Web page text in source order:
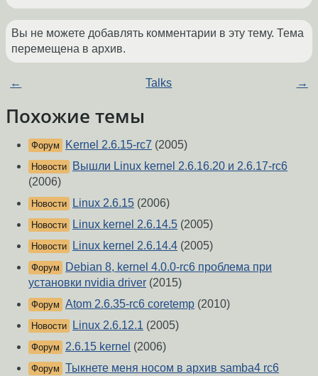
Вы не можете добавлять комментарии в эту тему. Тема
перемещена в архив.
← Talks →
Похожие темы
Форум Kernel 2.6.15-rc7 (2005)
Новости
Вышли Linux kernel 2.6.16.20 и 2.6.17-rc6
(2006)
Новости Linux 2.6.15 (2006)
Новости Linux kernel 2.6.14.5 (2005)
Новости Linux kernel 2.6.14.4 (2005)
Форум
Debian 8, kernel 4.0.0-rc6 проблема при
установки nvidia driver (2015)
Форум Atom 2.6.35-rc6 coretemp (2010)
Новости Linux 2.6.12.1 (2005)
Форум 2.6.15 kernel (2006)
Форум Тыкнете меня носом в архив samba4 rc6